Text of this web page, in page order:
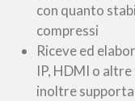
con quanto
compressi
Riceve ed
IP, HDMI o
inoltre